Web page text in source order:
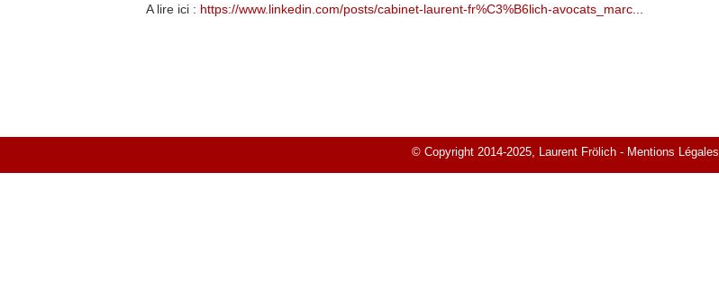
A lire ici : https://www.linkedin.com/posts/cabinet-laurent-fr%C3%B6lich-avocats_marc...
© Copyright 2014-2025, Laurent Frölich - Mentions Légales